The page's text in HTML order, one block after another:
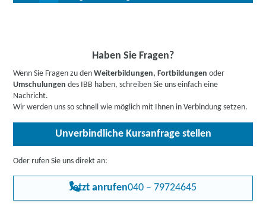
hiergerne vorab über Förderprogramme,
Arbeitssuchende ,Berufstätige,Unternehmenoder
Rehabilitand:innen.
Haben Sie Fragen?
Wenn Sie Fragen zu denWeiterbildungen, Fortbildungen oder
Umschulungen des IBB haben, schreiben Sie uns einfach eine
Nachricht.
Wir werden uns so schnell wie möglich mit Ihnen in Verbindung setzen.
Unverbindliche Kursanfrage stellen
Oder rufen Sie uns direkt an:
Jetzt anrufen040 – 79724645